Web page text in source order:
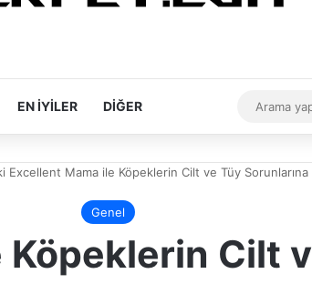
EN İYILER DIĞER Rastgele Makale
Kenar Bölmesi
Dış
Excellent Mama ile Köpeklerin Cilt ve Tüy Sorunlarına
Genel
Cilt